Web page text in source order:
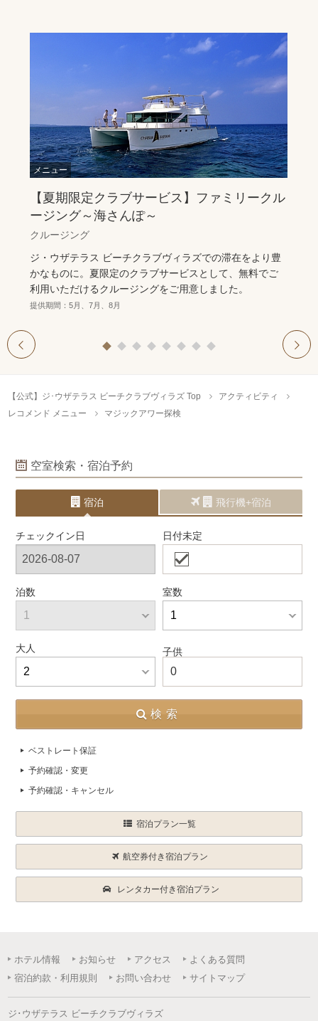
【夏期限定クラブサービス】ファミリークル
ージング～海さんぽ～
クルージング
ジ・ウザテラス ビーチクラブヴィラズでの滞在をより豊
かなものに。夏限定のクラブサービスとして、無料でご
利用いただけるクルージングをご用意しました。
提供期間：5月、7月、8月
【公式】ジ･ウザテラス ビーチクラブヴィラズ Top
アクティビティ
レコメンド メニュー
マジックアワー探検
空室検索・宿泊予約
宿泊 飛行機+宿泊
チェックイン日 日付未定
泊数 室数
大人 子供
0
検索
ベストレート保証
予約確認・変更
予約確認・キャンセル
宿泊プラン一覧
航空券付き宿泊プラン
レンタカー付き宿泊プラン
ホテル情報 お知らせ アクセス
よくある質問
宿泊約款・利用規則
お問い合わせ サイトマップ
ジ･ウザテラス ビーチクラブヴィラズ